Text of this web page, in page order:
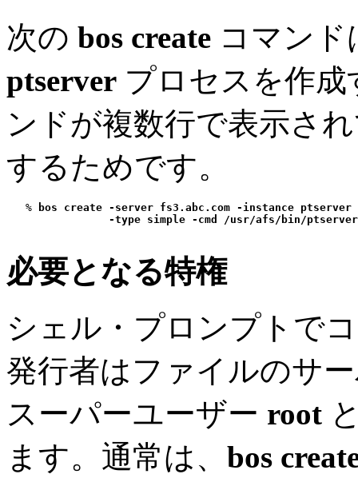
次の bos create コマン
ptserver プロセスを作
ンドが複数行で表示さ
するためです。
   %
bos create -server fs3.abc.com -instance ptserver
-type simple -cmd /usr/afs/bin/ptserver
必要となる特権
シェル・プロンプトで
発行者はファイルのサ
スーパーユーザー root
ます。通常は、 bos